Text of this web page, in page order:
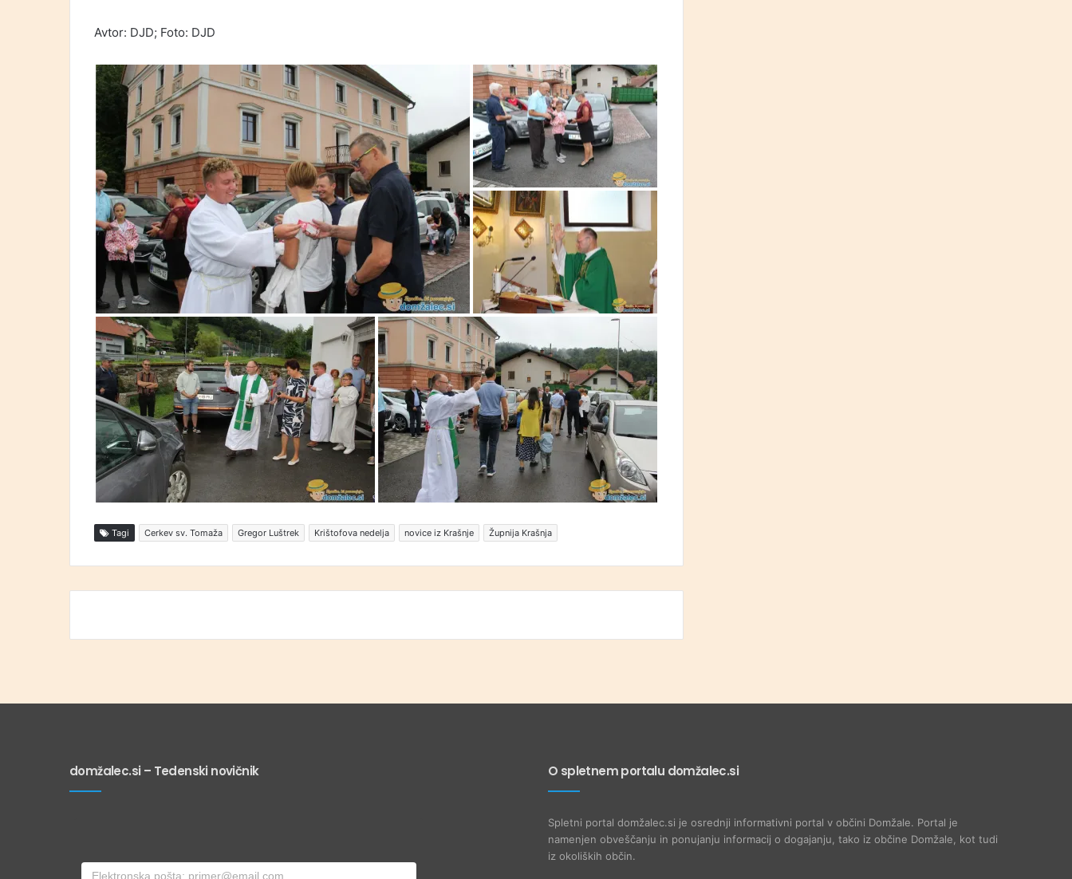
Avtor: DJD; Foto: DJD
Tagi Cerkev sv. Tomaža Gregor Luštrek Krištofova nedelja novice iz Krašnje Župnija Krašnja
domžalec.si – Tedenski novičnik O spletnem portalu domžalec.si
Spletni portal domžalec.si je osrednji informativni portal v občini Domžale. Portal je
namenjen obveščanju in ponujanju informacij o dogajanju, tako iz občine Domžale, kot tudi
iz okoliških občin.